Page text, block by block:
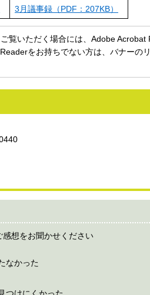
3月議事録（PDF：207KB）
覧いただく場合には、Adobe Acrobat
をお持ちでない方は、バナーの
想をお聞かせください
なかった
つけにくかった